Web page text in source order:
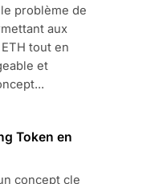
problème de
aux
tout en
et
Token en
concept cle